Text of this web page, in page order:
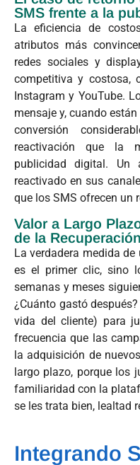
SMS frente a la
La eficiencia de
atributos más
redes sociales y
competitiva y costosa,
Instagram y YouTube.
mensaje y, cuando
conversión
reactivación que la
publicidad digital. Un
reactivado en sus
que los SMS ofrecen un
Valor a Largo
de la
La verdadera medida
es el primer clic, sino
semanas y meses
¿Cuánto gastó
vida del cliente) para
frecuencia que las
la adquisición de
largo plazo, porque los
familiaridad con la
se les trata bien, lealtad
Integrando